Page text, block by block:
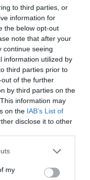
to third parties, or
information for
the below opt-out
note that after your
continue seeing
information utilized by
third parties prior to
of the further
by third parties on the
information may
on the IAB’s List of
disclose it to other
one or more Google
You may click to
my
με υλικές